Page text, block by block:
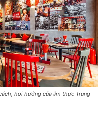
hơi hướng của ẩm thực Trung